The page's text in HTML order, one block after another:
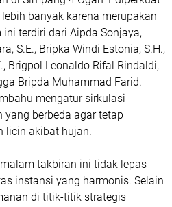
banyak karena merupakan
terdiri dari Aipda Sonjaya,
S.E., Bripka Windi Estonia, S.H.,
Brigpol Leonaldo Rifal Rindaldi,
Bripda Muhammad Farid.
mengatur sirkulasi
yang berbeda agar tetap
licin akibat hujan.
takbiran ini tidak lepas
instansi yang harmonis. Selain
di titik-titik strategis